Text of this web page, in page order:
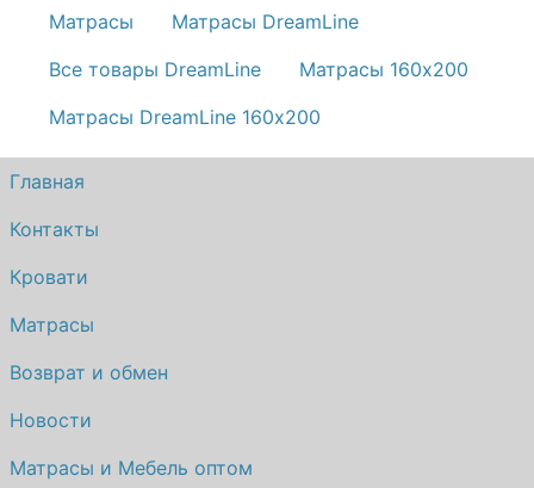
Матрасы
Матрасы DreamLine
Все товары DreamLine
Матрасы 160х200
Матрасы DreamLine 160х200
Главная
Контакты
Кровати
Матрасы
Возврат и обмен
Новости
Матрасы и Мебель оптом